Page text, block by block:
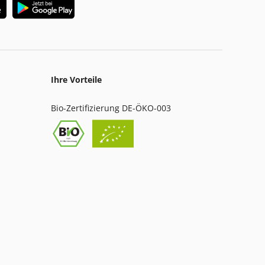
Ihre Vorteile
Bio-Zertifizierung DE-ÖKO-003